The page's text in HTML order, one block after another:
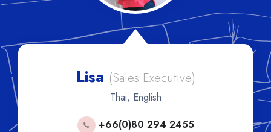
Lisa (Sales Executive)
Thai, English
+66(0)80 294 2455